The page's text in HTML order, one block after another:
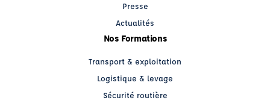
Presse
Actualités
Nos Formations
Transport & exploitation
Logistique & levage
Sécurité routière